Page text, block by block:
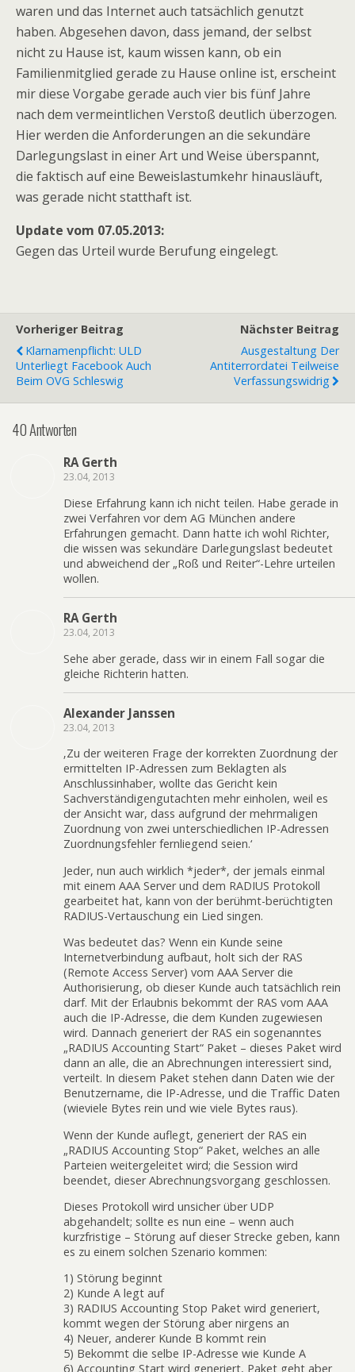
waren und das Internet auch tatsächlich genutzt
haben. Abgesehen davon, dass jemand, der selbst
nicht zu Hause ist, kaum wissen kann, ob ein
Familienmitglied gerade zu Hause online ist, erscheint
mir diese Vorgabe gerade auch vier bis fünf Jahre
nach dem vermeintlichen Verstoß deutlich überzogen.
Hier werden die Anforderungen an die sekundäre
Darlegungslast in einer Art und Weise überspannt,
die faktisch auf eine Beweislastumkehr hinausläuft,
was gerade nicht statthaft ist.
Update vom 07.05.2013:
Gegen das Urteil wurde Berufung eingelegt.
Vorheriger Beitrag
Klarnamenpflicht: ULD
Unterliegt Facebook Auch
Beim OVG Schleswig
Nächster Beitrag
Ausgestaltung Der
Antiterrordatei Teilweise
Verfassungswidrig
40 Antworten
RA Gerth
23.04, 2013
Diese Erfahrung kann ich nicht teilen. Habe gerade in
zwei Verfahren vor dem AG München andere
Erfahrungen gemacht. Dann hatte ich wohl Richter,
die wissen was sekundäre Darlegungslast bedeutet
und abweichend der „Roß und Reiter“-Lehre urteilen
wollen.
RA Gerth
23.04, 2013
Sehe aber gerade, dass wir in einem Fall sogar die
gleiche Richterin hatten.
Alexander Janssen
23.04, 2013
‚Zu der weiteren Frage der korrekten Zuordnung der
ermittelten IP-Adressen zum Beklagten als
Anschlussinhaber, wollte das Gericht kein
Sachverständigengutachten mehr einholen, weil es
der Ansicht war, dass aufgrund der mehrmaligen
Zuordnung von zwei unterschiedlichen IP-Adressen
Zuordnungsfehler fernliegend seien.‘
Jeder, nun auch wirklich *jeder*, der jemals einmal
mit einem AAA Server und dem RADIUS Protokoll
gearbeitet hat, kann von der berühmt-berüchtigten
RADIUS-Vertauschung ein Lied singen.
Was bedeutet das? Wenn ein Kunde seine
Internetverbindung aufbaut, holt sich der RAS
(Remote Access Server) vom AAA Server die
Authorisierung, ob dieser Kunde auch tatsächlich rein
darf. Mit der Erlaubnis bekommt der RAS vom AAA
auch die IP-Adresse, die dem Kunden zugewiesen
wird. Dannach generiert der RAS ein sogenanntes
„RADIUS Accounting Start“ Paket – dieses Paket wird
dann an alle, die an Abrechnungen interessiert sind,
verteilt. In diesem Paket stehen dann Daten wie der
Benutzername, die IP-Adresse, und die Traffic Daten
(wieviele Bytes rein und wie viele Bytes raus).
Wenn der Kunde auflegt, generiert der RAS ein
„RADIUS Accounting Stop“ Paket, welches an alle
Parteien weitergeleitet wird; die Session wird
beendet, dieser Abrechnungsvorgang geschlossen.
Dieses Protokoll wird unsicher über UDP
abgehandelt; sollte es nun eine – wenn auch
kurzfristige – Störung auf dieser Strecke geben, kann
es zu einem solchen Szenario kommen:
1) Störung beginnt
2) Kunde A legt auf
3) RADIUS Accounting Stop Paket wird generiert,
kommt wegen der Störung aber nirgens an
4) Neuer, anderer Kunde B kommt rein
5) Bekommt die selbe IP-Adresse wie Kunde A
6) Accounting Start wird generiert, Paket geht aber